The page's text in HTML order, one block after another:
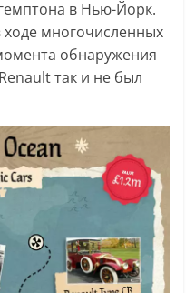
в Нью-Йорк.
многочисленных
обнаружения
так и не был